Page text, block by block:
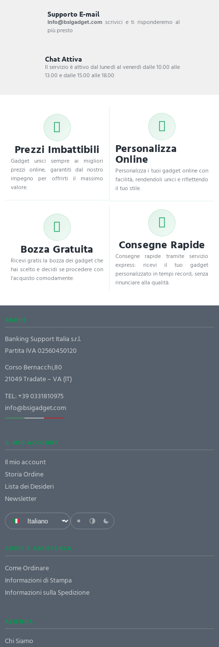
Supporto E-mail
info@bsigadget.com scrivici e ti risponderemo al
più presto
Chat Attiva
Il servizio è attivo dal lunedì al venerdì dalle 10.00 alle
13.00 e dalle 15.00 alle 18.00
Prezzi Imbattibili
Gadget unici sempre ai migliori
prezzi online, garantiti dal nostro
impegno per offrirti il massimo
valore.
Personalizza
Online
Personalizza i tuoi gadget online con
facilità, rendendoli unici e riflettendo
il tuo stile.
Bozza Gratuita
Ricevi gratis la bozza dei gadget che
hai scelto e decidi se procedere con
l'acquisto comodamente.
Consegne Rapide
Consegne rapide tramite servizio
express: ricevi il tuo gadget
personalizzato in tempi record, senza
rinunciare alla qualità.
ABOUT
Banking Support Italia s.r.l.
Partita IVA 02560450120
Corso Bernacchi,80
21049 Tradate – VA (IT)
TEL:+39 0331810975
info@bsigadget.com
IL MIO ACCOUNT
Il mio account
Storia Ordine
Lista dei Desideri
Newsletter
GUIDE E ASSISTENZA
Come Ordinare
Informazioni di Stampa
Informazioni sulla Spedizione
AZIENDA
Chi Siamo